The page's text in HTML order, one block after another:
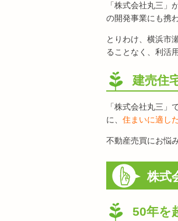
「株式会社丸三」
の開発事業にも携
とりわけ、横浜市
ることなく、利活
建売住
「株式会社丸三
に、 住まいに適し
不動産売買にお悩
株式
50年を